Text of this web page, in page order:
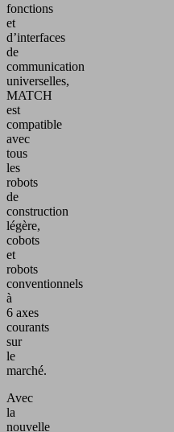
fonctions
et
d’interfaces
de
communication
universelles,
MATCH
est
compatible
avec
tous
les
robots
de
construction
légère,
cobots
et
robots
conventionnels
à
6 axes
courants
sur
le
marché.
Avec
la
nouvelle